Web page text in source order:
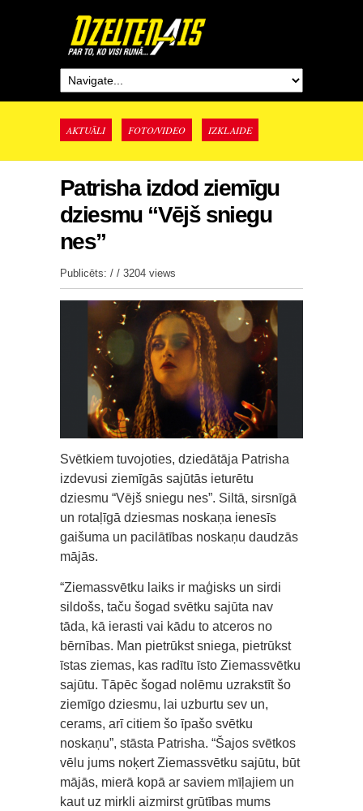
AKTUĀLI FOTO/VIDEO IZKLAIDE
Patrisha izdod ziemīgu
dziesmu “Vējš sniegu
nes”
Publicēts: / / 3204 views
Svētkiem tuvojoties, dziedātāja Patrisha
izdevusi ziemīgās sajūtās ieturētu
dziesmu “Vējš sniegu nes”. Siltā, sirsnīgā
un rotaļīgā dziesmas noskaņa ienesīs
gaišuma un pacilātības noskaņu daudzās
mājās.
“Ziemassvētku laiks ir maģisks un sirdi
sildošs, taču šogad svētku sajūta nav
tāda, kā ierasti vai kādu to atceros no
bērnības. Man pietrūkst sniega, pietrūkst
īstas ziemas, kas radītu īsto Ziemassvētku
sajūtu. Tāpēc šogad nolēmu uzrakstīt šo
ziemīgo dziesmu, lai uzburtu sev un,
cerams, arī citiem šo īpašo svētku
noskaņu”, stāsta Patrisha. “Šajos svētkos
vēlu jums noķert Ziemassvētku sajūtu, būt
mājās, mierā kopā ar saviem mīļajiem un
kaut uz mirkli aizmirst grūtības mums